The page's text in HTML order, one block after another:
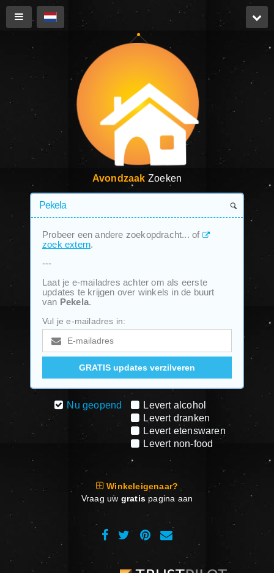
Avondzaak Zoeken
Probeer een andere zoekopdracht... of
zoek extern.
---
Laat je e-mailadres achter om als eerste
updates te krijgen over winkels in de buurt
van Pekela.
Vul je e-mailadres in:
Nu geopend
Levert alcohol
Levert dranken
Levert etenswaren
Levert non-food
Winkeleigenaar?
Vraag uw gratispagina aan